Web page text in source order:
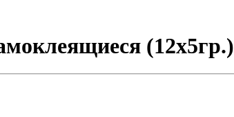
(12х5гр.)